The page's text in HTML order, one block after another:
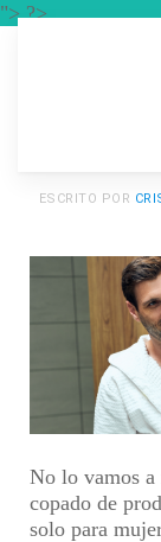
"> ?>
ESCRITO POR
No lo vamos a
copado de
solo para